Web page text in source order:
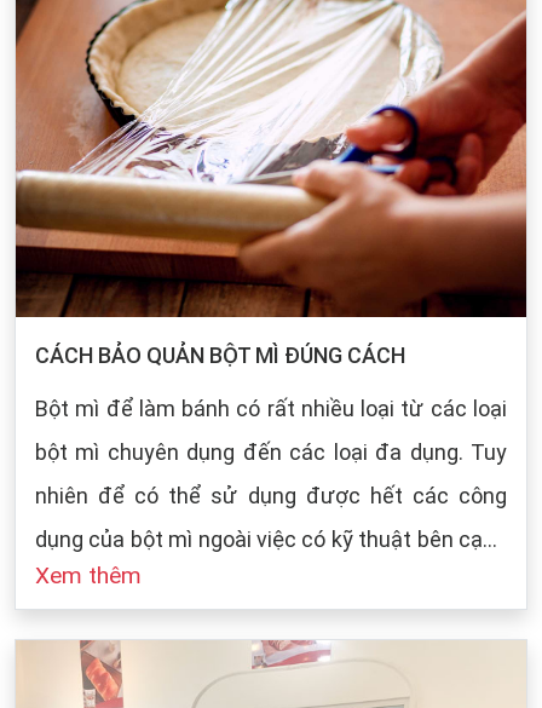
CÁCH BẢO QUẢN BỘT MÌ ĐÚNG CÁCH
Bột mì để làm bánh có rất nhiều loại từ các loại
bột mì chuyên dụng đến các loại đa dụng. Tuy
nhiên để có thể sử dụng được hết các công
dụng của bột mì ngoài việc có kỹ thuật bên cạnh
đó cũng dựa vào sự bảo quản của chúng ta khi
cách bảo quản chung cho các loại bột mì:
Xem thêm